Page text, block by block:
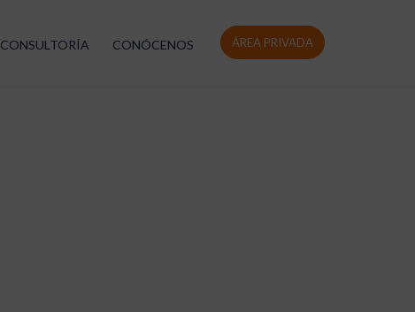
CONSULTORÍA CONÓCENOS ÁREA PRIVADA